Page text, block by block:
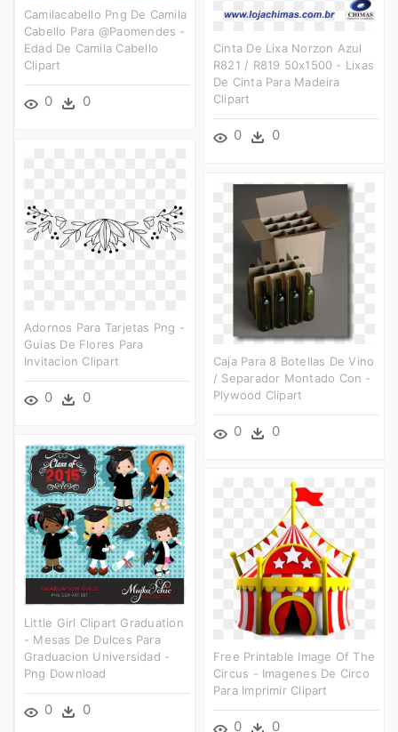
Camilacabello Png De Camila
Cabello Para @paomendes -
Edad De Camila Cabello
Clipart
0 0
Cinta De Lixa Norzon Azul
R821 / R819 50x1500 - Lixas
De Cinta Para Madeira
Clipart
0 0
Adornos Para Tarjetas Png -
Guias De Flores Para
Invitacion Clipart
0 0
Caja Para 8 Botellas De Vino
/ Separador Montado Con -
Plywood Clipart
0 0
Little Girl Clipart Graduation
- Mesas De Dulces Para
Graduacion Universidad -
Png Download
0 0
Free Printable Image Of The
Circus - Imagenes De Circo
Para Imprimir Clipart
0 0